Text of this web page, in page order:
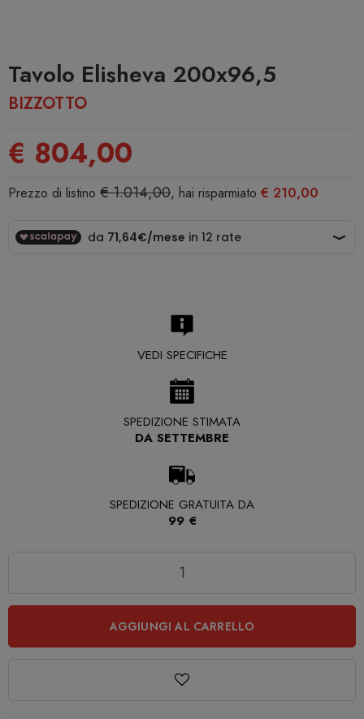
Tavolo Elisheva 200x96,5
BIZZOTTO
€ 804,00
Prezzo di listino € 1.014,00, hai risparmiato € 210,00
VEDI SPECIFICHE
SPEDIZIONE STIMATA
DA SETTEMBRE
SPEDIZIONE GRATUITA DA
99 €
AGGIUNGI AL CARRELLO